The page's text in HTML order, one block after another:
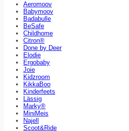
Aeromoov
Babymoov
Badabulle
BeSafe
Childhome
Citron®
Done by Deer
Elodie
Ergobaby
Joie
Kidzroom
KikkaBoo
Kinderfeets
Lässig
Marky®
MiniMeis
Najell
Scoot&Ride